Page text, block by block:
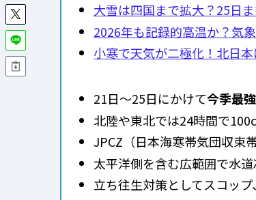
大雪は四国まで拡大？25日
2026年も記録的高温か？気
小寒で天気が二極化！北日
21日〜25日にかけて今季最
北陸や東北では24時間で
JPCZ（日本海寒帯気団収束
太平洋側を含む広範囲で水
立ち往生対策としてスコッ